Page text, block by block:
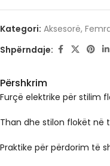
Kategori: Aksesorë,
Shpërndaje:
Përshkrim
Furçë elektrike për stilim
Than dhe stilon flokët në
Praktike për përdorim të